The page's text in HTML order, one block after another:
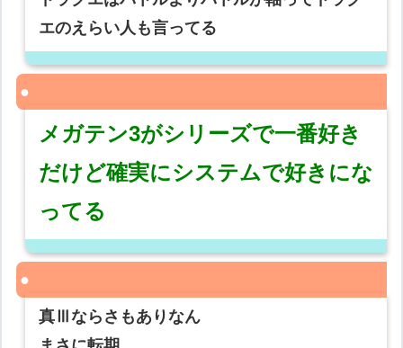
エのえらい人も言ってる
メガテン3がシリーズで一番好き
だけど確実にシステムで好きにな
ってる
真Ⅲならさもありなん